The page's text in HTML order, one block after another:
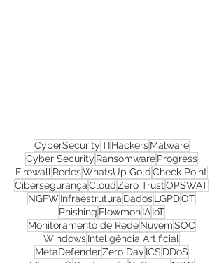
CyberSecurityTIHackersMalware
Cyber SecurityRansomwareProgress
FirewallRedesWhatsUp Gold Check Point
CibersegurançaCloudZero Trust
NGFWInfraestruturaDadosLGPDOT
PhishingFlowmonIAIoT
Monitoramento de RedeNuvemSOC